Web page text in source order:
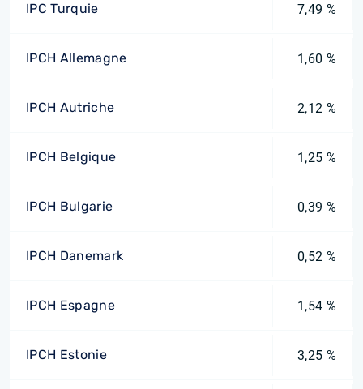
IPC Turquie 7,49 %
IPCH Allemagne 1,60 %
IPCH Autriche 2,12 %
IPCH Belgique 1,25 %
IPCH Bulgarie 0,39 %
IPCH Danemark 0,52 %
IPCH Espagne 1,54 %
IPCH Estonie 3,25 %